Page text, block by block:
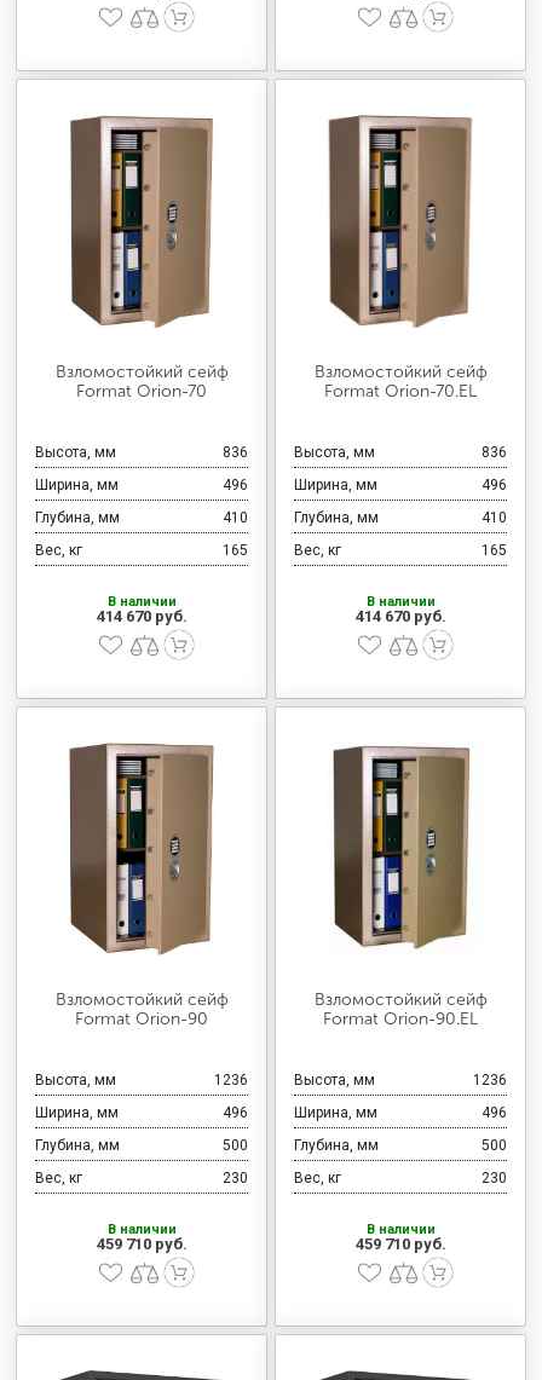
Взломостойкий сейф
Format Orion-70
Высота, мм
836
Ширина, мм
496
Глубина, мм
410
Вес, кг
165
В наличии
414 670 руб.
Взломостойкий сейф
Format Orion-70.EL
Высота, мм
836
Ширина, мм
496
Глубина, мм
410
Вес, кг
165
В наличии
414 670 руб.
Взломостойкий сейф
Format Orion-90
Высота, мм
1236
Ширина, мм
496
Глубина, мм
500
Вес, кг
230
В наличии
459 710 руб.
Взломостойкий сейф
Format Orion-90.EL
Высота, мм
1236
Ширина, мм
496
Глубина, мм
500
Вес, кг
230
В наличии
459 710 руб.